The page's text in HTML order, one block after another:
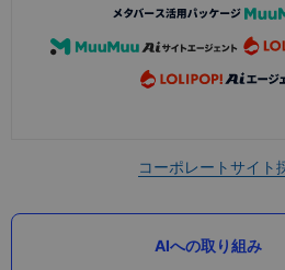
コーポレートサイト
AIへの取り組み